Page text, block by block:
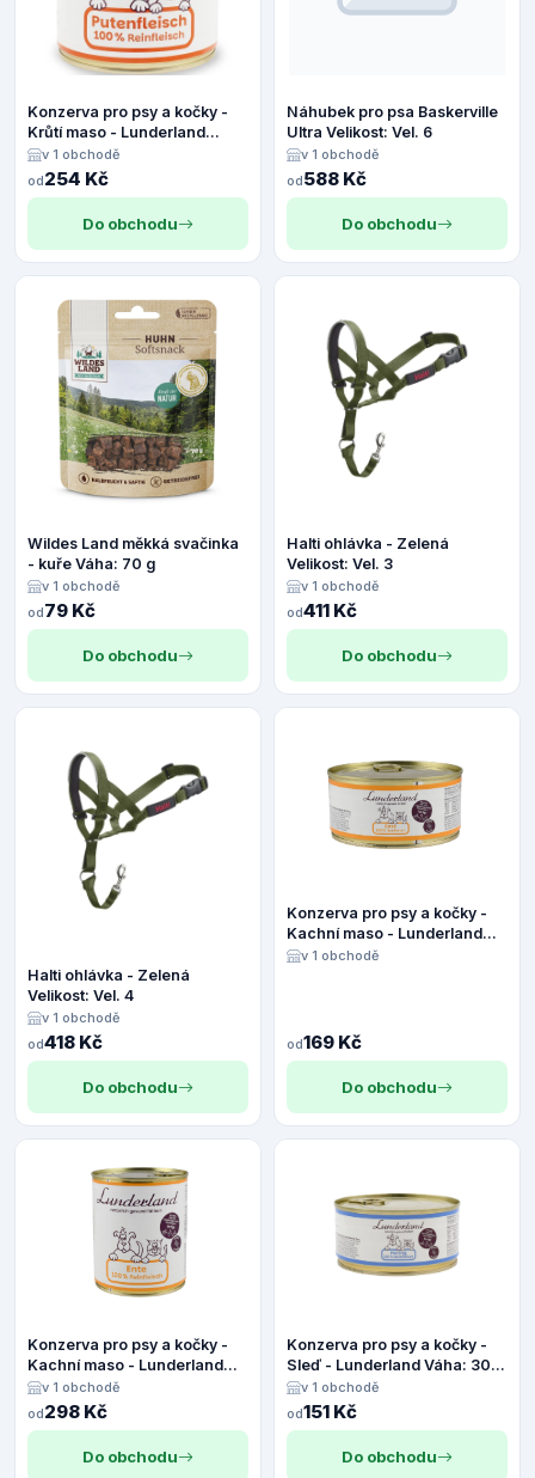
Konzerva pro psy a kočky -
Krůtí maso - Lunderland
Váha: 800 g
v 1 obchodě
od254 Kč
Do obchodu
Náhubek pro psa Baskerville
Ultra Velikost: Vel. 6
v 1 obchodě
od588 Kč
Do obchodu
Wildes Land měkká svačinka
- kuře Váha: 70 g
v 1 obchodě
od79 Kč
Do obchodu
Halti ohlávka - Zelená
Velikost: Vel. 3
v 1 obchodě
od411 Kč
Do obchodu
Halti ohlávka - Zelená
Velikost: Vel. 4
v 1 obchodě
od418 Kč
Do obchodu
Konzerva pro psy a kočky -
Kachní maso - Lunderland
Váha: 300 g
v 1 obchodě
od169 Kč
Do obchodu
Konzerva pro psy a kočky -
Kachní maso - Lunderland
Váha: 800 g
v 1 obchodě
od298 Kč
Do obchodu
Konzerva pro psy a kočky -
Sleď - Lunderland Váha: 300
g v 1 obchodě
od151 Kč
Do obchodu